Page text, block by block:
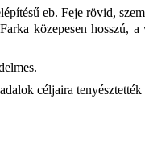
eb. Feje rövid,
közepesen hosszú,
céljaira